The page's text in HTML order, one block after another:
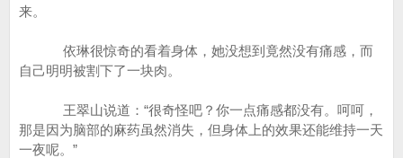
来。
依琳很惊奇的看着身体，她没想到竟然没有痛感，而
自己明明被割下了一块肉。
王翠山说道：“很奇怪吧？你一点痛感都没有。呵呵，
那是因为脑部的麻药虽然消失，但身体上的效果还能维持一天
一夜呢。”